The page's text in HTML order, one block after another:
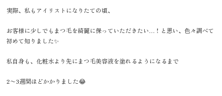
実際、私もアイリストになりたての頃、
お客様に少しでもまつ毛を綺麗に保っていただきたい…！と思い、色々調べて
初めて知りました✨
私自身も、化粧水より先にまつ毛美容液を塗れるようになるまで
2〜3週間ほどかかりました😂